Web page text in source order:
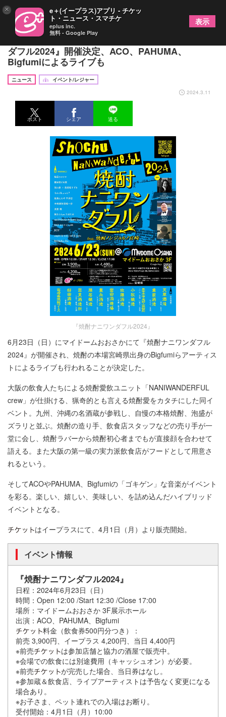
大阪の焼酎愛飲ユニットが仕掛ける『焼酎ナニワン
ダフル2024』開催決定、ACO、PAHUMA、
Bigfumiによるライブも
ニュース
イベント/レジャー
2024.3.11
ポスト シェア 送る
『焼酎ナニワンダフル2024』
6月23日（日）にマイドームおおさかにて『焼酎ナニワンダフル
2024』が開催され、焼酎の本場宮崎県出身のBigfumiらアーティス
トによるライブも行われることが決定した。
大阪の飲食人たちによる焼酎愛飲ユニット「NANIWANDERFUL
crew」が仕掛ける、猟奇的とも言える焼酎愛をカタチにした同イ
ベント。九州、沖縄の名酒蔵が参戦し、自慢の本格焼酎、泡盛が
ズラリと並ぶ。焼酎の造り手、飲食店スタッフなどの売り手が一
堂に会し、焼酎ラバーから焼酎初心者までもが直接顔を合わせて
語える。また大阪の第一級の実力派飲食店がフードとして用意さ
れるという。
そしてACOやPAHUMA、Bigfumiの「ゴキゲン」な音楽がイベント
を彩る。楽しい、嬉しい、美味しい、を詰め込んだハイブリッド
イベントとなる。
はイープラスにて、4月1日（月）より販売開始。
イベント情報
『焼酎ナニワンダフル2024』
日程：2024年6月23日（日）
時間：Open 12:00 /Start 12:30 /Close 17:00
場所：マイドームおおさか 3F展示ホール
出演：ACO、PAHUMA、Bigfumi
料金（飲食券500円分つき）：
前売 3,900円、イープラス 4,200円、当日 4,400円
※前売
は参加店舗と協力の酒屋で販売中。
※会場での飲食には別途費用（キャッシュオン）が必要。
※前売
が完売した場合、当日券はなし。
※参加蔵＆飲食店、ライブアーティストは予告なく変更になる
場合あり。
※お子さま、ペット連れでの入場はお断り。
受付開始：4月1日（月）10:00
× e＋(イープラス)アプリ - チケッ
ト・ニュース・スマチケ
eplus inc.
無料 - Google Play
表示